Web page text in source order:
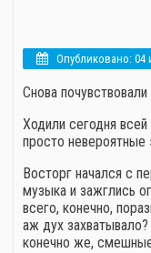
Опубликовано: 04
Снова
Ходили сегодня
просто невероятные
Восторг начался с
музыка и зажглись
всего, конечно,
аж дух
конечно же,